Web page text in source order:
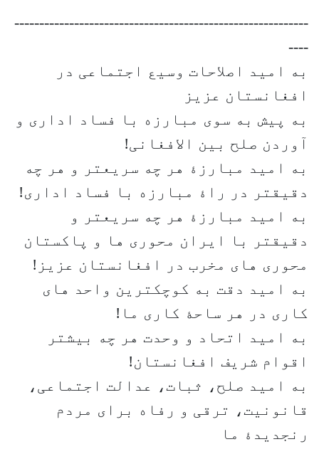
-----------------------------------------------------------
----
به امید اصلاحات وسیع اجتماعی در
افغانستان عزیز
به پیش به سوی مبارزه با فساد اداری و
آوردن صلح بین الافغانی!
به امید مبارزۀ هر چه سریعتر و هر چه
دقیقتر در راۀ مبارزه با فساد اداری!
به امید مبارزۀ هر چه سریعتر و
دقیقتر با ایران محوری ها و پاکستان
محوری های مخرب در افغانستان عزیز!
به امید دقت به کوچکترین واحد های
کاری در هر ساحۀ کاری ما!
به امید اتحاد و وحدت هر چه بیشتر
اقوام شریف افغانستان!
به امید صلح، ثبات، عدالت اجتماعی،
قانونیت، ترقی و رفاه برای مردم
رنجدیدۀ ما